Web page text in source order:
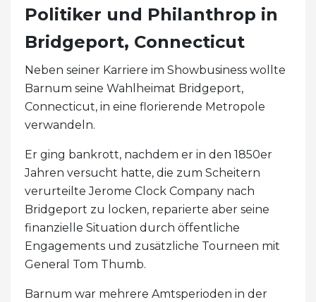
Politiker und Philanthrop in
Bridgeport, Connecticut
Neben seiner Karriere im Showbusiness wollte
Barnum seine Wahlheimat Bridgeport,
Connecticut, in eine florierende Metropole
verwandeln.
Er ging bankrott, nachdem er in den 1850er
Jahren versucht hatte, die zum Scheitern
verurteilte Jerome Clock Company nach
Bridgeport zu locken, reparierte aber seine
finanzielle Situation durch öffentliche
Engagements und zusätzliche Tourneen mit
General Tom Thumb.
Barnum war mehrere Amtsperioden in der